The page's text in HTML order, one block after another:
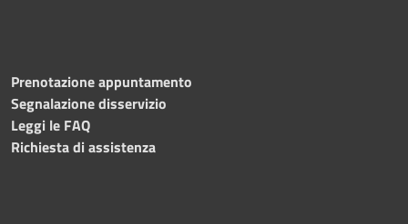
Prenotazione appuntamento
Segnalazione disservizio
Leggi le FAQ
Richiesta di assistenza